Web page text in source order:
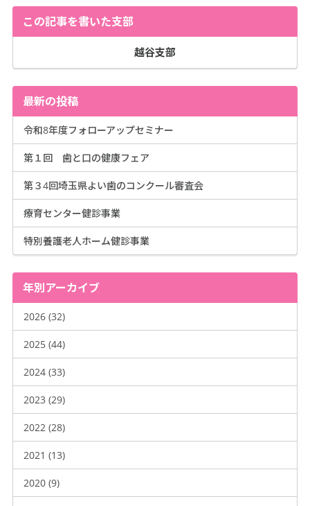
この記事を書いた支部
越谷支部
最新の投稿
令和8年度フォローアップセミナー
第１回 歯と口の健康フェア
第３4回埼玉県よい歯のコンクール審査会
療育センター健診事業
特別養護老人ホーム健診事業
年別アーカイブ
2026 (32)
2025 (44)
2024 (33)
2023 (29)
2022 (28)
2021 (13)
2020 (9)